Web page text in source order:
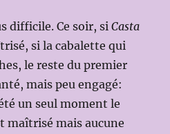
difficile. Ce soir, siCasta
si la cabalette qui
le reste du premier
mais peu engagé:
un seul moment le
maîtrisé mais aucune